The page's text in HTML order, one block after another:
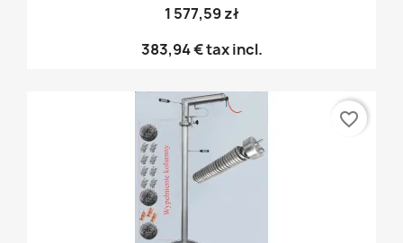
1 577,59 zł
383,94 €tax incl.
favorite_border